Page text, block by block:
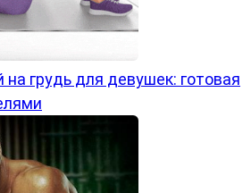
грудь для девушек: готовая